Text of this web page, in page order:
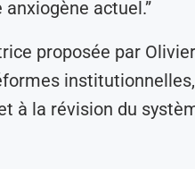
actuel.”
proposée par
à la révision du